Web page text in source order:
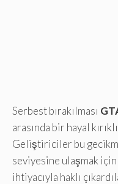
Serbest bırakılması
arasında bir hayal
Geliştiriciler bu
seviyesine ulaşmak
ihtiyacıyla haklı